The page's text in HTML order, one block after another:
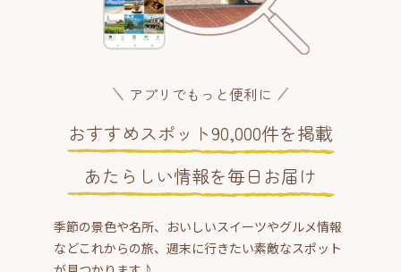
アプリでもっと便利に
おすすめスポット90,000件を掲載
あたらしい情報を毎日お届け
季節の景色や名所、おいしいスイーツやグルメ情報
などこれからの旅、週末に行きたい素敵なスポット